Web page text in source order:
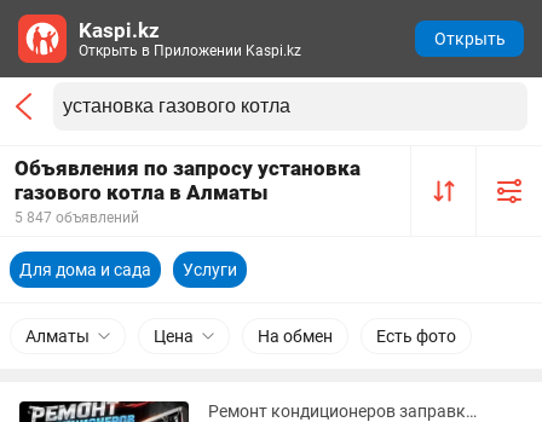
Объявления по запросу установка
газового котла в Алматы
5 847 объявлений
Для дома и сада Услуги
Алматы Цена На обмен Есть фото
Ремонт кондиционеров заправка чистка установка диагностика обслуживание
Kaspi.kz
Открыть в Приложении Kaspi.kz
Открыть